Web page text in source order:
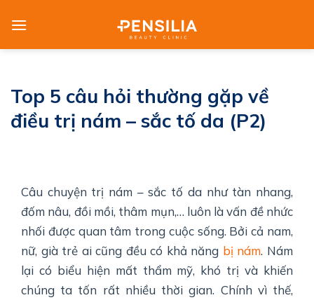
Top 5 câu hỏi thường gặp về
điều trị nám – sắc tố da (P2)
Câu chuyện trị nám – sắc tố da như tàn nhang,
đốm nâu, đồi mồi, thâm mụn,… luôn là vấn đề nhức
nhối được quan tâm trong cuộc sống. Bởi cả nam,
nữ, già trẻ ai cũng đều có khả năng bị nám. Nám
lại có biểu hiện mất thẩm mỹ, khó trị và khiến
chúng ta tốn rất nhiều thời gian. Chính vì thế,